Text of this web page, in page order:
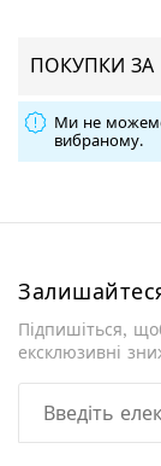
ПОКУПКИ ЗА
Ми не можемо
вибраному.
Підпишіться,
ексклюзивні